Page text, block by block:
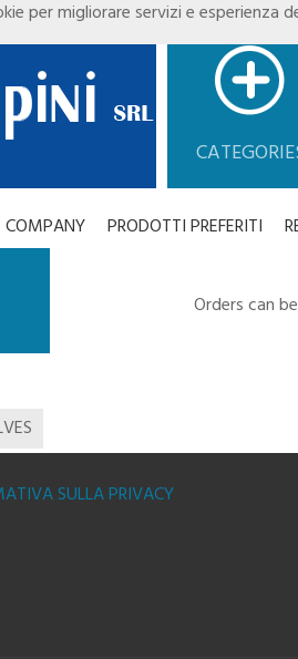
COMPANY PRODOTTI PREFERITI
Orders can
SULLA PRIVACY
per migliorare servizi e esperienza